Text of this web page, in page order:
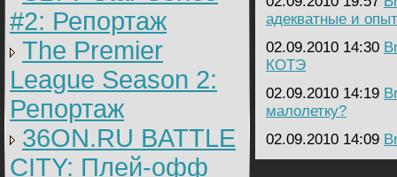
#2: Репортаж
The Premier
League Season 2:
Репортаж
36ON.RU BATTLE
CITY: Плей-офф
адекватные и
02.09.2010 14:30
КОТЭ
02.09.2010 14:19
малолетку?
02.09.2010 14:09